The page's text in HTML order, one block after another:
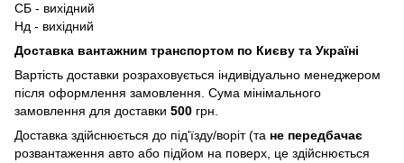
СБ - вихідний
Нд - вихідний
Доставка вантажним транспортом по Києву та Україні
Вартість доставки розраховується індивідуально менеджером
після оформлення замовлення. Сума мінімального
замовлення для доставки 500 грн.
Доставка здійснюється до під'їзду/воріт (та не передбачає
розвантаження авто або підйом на поверх, це здійснюється